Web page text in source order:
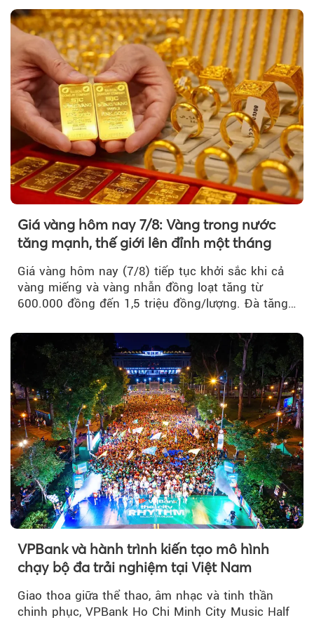
Giá vàng hôm nay 7/8: Vàng trong nước
tăng mạnh, thế giới lên đỉnh một tháng
Giá vàng hôm nay (7/8) tiếp tục khởi sắc khi cả
vàng miếng và vàng nhẫn đồng loạt tăng từ
600.000 đồng đến 1,5 triệu đồng/lượng. Đà tăng
vàng thế giới bứt phá lên mức cao nhất trong
một tháng.
VPBank và hành trình kiến tạo mô hình
chạy bộ đa trải nghiệm tại Việt Nam
Giao thoa giữa thể thao, âm nhạc và tinh thần
chinh phục, VPBank Ho Chi Minh City Music Half